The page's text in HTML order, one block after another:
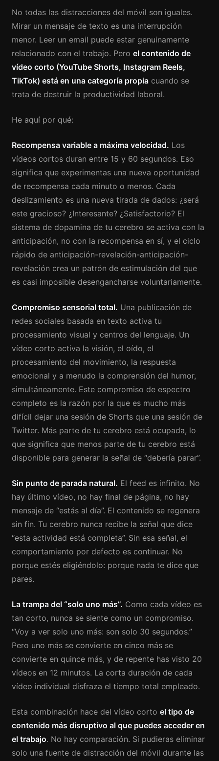
No todas las distracciones del móvil son iguales.
Mirar un mensaje de texto es una interrupción
menor. Leer un email puede estar genuinamente
relacionado con el trabajo. Pero el contenido de
vídeo corto (YouTube Shorts, Instagram Reels,
TikTok) está en una categoría propia cuando se
trata de destruir la productividad laboral.
He aquí por qué:
Recompensa variable a máxima velocidad. Los
vídeos cortos duran entre 15 y 60 segundos. Eso
significa que experimentas una nueva oportunidad
de recompensa cada minuto o menos. Cada
deslizamiento es una nueva tirada de dados: ¿será
este gracioso? ¿Interesante? ¿Satisfactorio? El
sistema de dopamina de tu cerebro se activa con la
anticipación, no con la recompensa en sí, y el ciclo
rápido de anticipación-revelación-anticipación-
revelación crea un patrón de estimulación del que
es casi imposible desengancharse voluntariamente.
Compromiso sensorial total. Una publicación de
redes sociales basada en texto activa tu
procesamiento visual y centros del lenguaje. Un
vídeo corto activa la visión, el oído, el
procesamiento del movimiento, la respuesta
emocional y a menudo la comprensión del humor,
simultáneamente. Este compromiso de espectro
completo es la razón por la que es mucho más
difícil dejar una sesión de Shorts que una sesión de
Twitter. Más parte de tu cerebro está ocupada, lo
que significa que menos parte de tu cerebro está
disponible para generar la señal de “debería parar”.
Sin punto de parada natural. El feed es infinito. No
hay último vídeo, no hay final de página, no hay
mensaje de “estás al día”. El contenido se regenera
sin fin. Tu cerebro nunca recibe la señal que dice
“esta actividad está completa”. Sin esa señal, el
comportamiento por defecto es continuar. No
porque estés eligiéndolo: porque nada te dice que
pares.
La trampa del “solo uno más”. Como cada vídeo es
tan corto, nunca se siente como un compromiso.
“Voy a ver solo uno más: son solo 30 segundos.”
Pero uno más se convierte en cinco más se
convierte en quince más, y de repente has visto 20
vídeos en 12 minutos. La corta duración de cada
vídeo individual disfraza el tiempo total empleado.
Esta combinación hace del vídeo corto el tipo de
contenido más disruptivo al que puedes acceder en
el trabajo. No hay comparación. Si pudieras eliminar
solo una fuente de distracción del móvil durante las